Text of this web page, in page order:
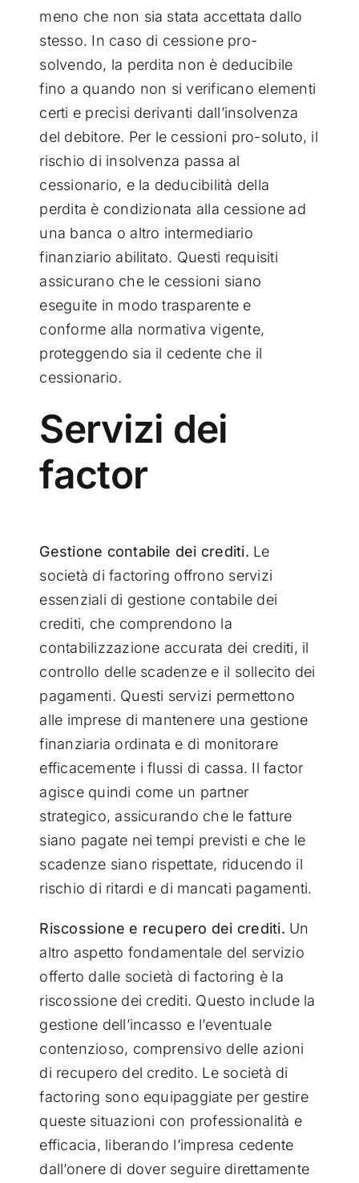
meno che non sia stata accettata dallo
stesso. In caso di cessione pro-
solvendo, la perdita non è deducibile
fino a quando non si verificano elementi
certi e precisi derivanti dall’insolvenza
del debitore. Per le cessioni pro-soluto, il
rischio di insolvenza passa al
cessionario, e la deducibilità della
perdita è condizionata alla cessione ad
una banca o altro intermediario
finanziario abilitato. Questi requisiti
assicurano che le cessioni siano
eseguite in modo trasparente e
conforme alla normativa vigente,
proteggendo sia il cedente che il
cessionario.
Servizi dei
factor
Gestione contabile dei crediti. Le
società di factoring offrono servizi
essenziali di gestione contabile dei
crediti, che comprendono la
contabilizzazione accurata dei crediti, il
controllo delle scadenze e il sollecito dei
pagamenti. Questi servizi permettono
alle imprese di mantenere una gestione
finanziaria ordinata e di monitorare
efficacemente i flussi di cassa. Il factor
agisce quindi come un partner
strategico, assicurando che le fatture
siano pagate nei tempi previsti e che le
scadenze siano rispettate, riducendo il
rischio di ritardi e di mancati pagamenti.
Riscossione e recupero dei crediti. Un
altro aspetto fondamentale del servizio
offerto dalle società di factoring è la
riscossione dei crediti. Questo include la
gestione dell’incasso e l’eventuale
contenzioso, comprensivo delle azioni
di recupero del credito. Le società di
factoring sono equipaggiate per gestire
queste situazioni con professionalità e
efficacia, liberando l’impresa cedente
dall’onere di dover seguire direttamente